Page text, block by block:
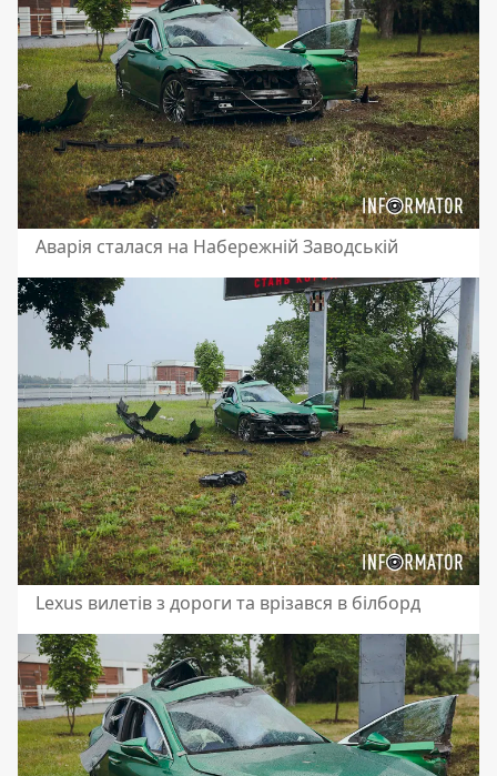
Аварія сталася на Набережній Заводській
Lexus вилетів з дороги та врізався в білборд